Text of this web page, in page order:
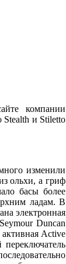
компании
Stealth и Stiletto
изменили
ольхи, а гриф
басы более
ладам. В
электронная
Duncan
Active